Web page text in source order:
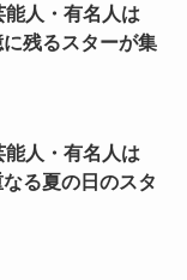
人・有名人は
残るスターが集
人・有名人は
る夏の日のスタ